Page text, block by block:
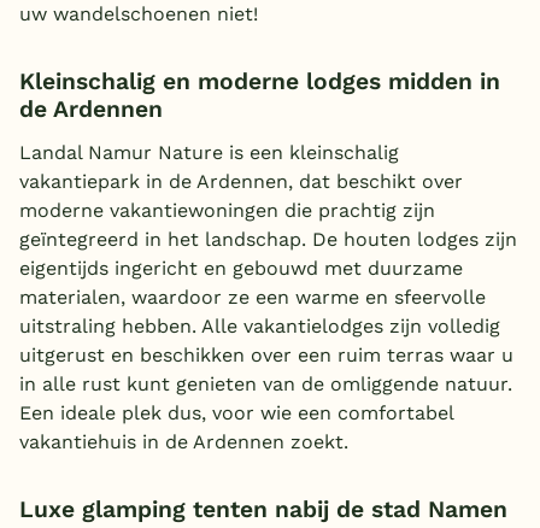
uw wandelschoenen niet!
Kleinschalig en moderne lodges midden in
de Ardennen
Landal Namur Nature is een kleinschalig
vakantiepark in de Ardennen, dat beschikt over
moderne vakantiewoningen die prachtig zijn
geïntegreerd in het landschap. De houten lodges zijn
eigentijds ingericht en gebouwd met duurzame
materialen, waardoor ze een warme en sfeervolle
uitstraling hebben. Alle vakantielodges zijn volledig
uitgerust en beschikken over een ruim terras waar u
in alle rust kunt genieten van de omliggende natuur.
Een ideale plek dus, voor wie een comfortabel
vakantiehuis in de Ardennen zoekt.
Luxe glamping tenten nabij de stad Namen